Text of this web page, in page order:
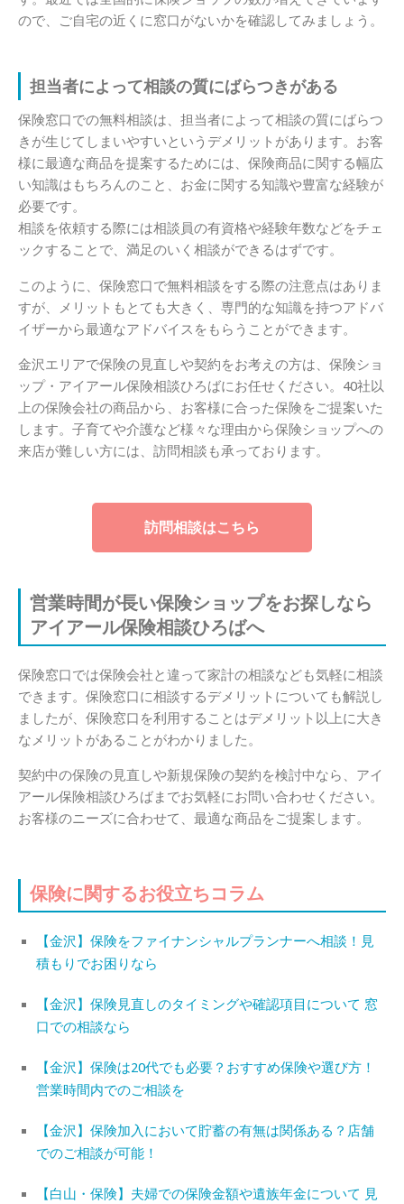
ので、ご自宅の近くに窓口がないかを確認してみましょう。
担当者によって相談の質にばらつきがある
保険窓口での無料相談は、担当者によって相談の質にばらつ
きが生じてしまいやすいというデメリットがあります。お客
様に最適な商品を提案するためには、保険商品に関する幅広
い知識はもちろんのこと、お金に関する知識や豊富な経験が
必要です。
相談を依頼する際には相談員の有資格や経験年数などをチェ
ックすることで、満足のいく相談ができるはずです。
このように、保険窓口で無料相談をする際の注意点はありま
すが、メリットもとても大きく、専門的な知識を持つアドバ
イザーから最適なアドバイスをもらうことができます。
金沢エリアで保険の見直しや契約をお考えの方は、保険ショ
ップ・アイアール保険相談ひろばにお任せください。40社以
上の保険会社の商品から、お客様に合った保険をご提案いた
します。子育てや介護など様々な理由から保険ショップへの
来店が難しい方には、訪問相談も承っております。
訪問相談はこちら
営業時間が長い保険ショップをお探しなら
アイアール保険相談ひろばへ
保険窓口では保険会社と違って家計の相談なども気軽に相談
できます。保険窓口に相談するデメリットについても解説し
ましたが、保険窓口を利用することはデメリット以上に大き
なメリットがあることがわかりました。
契約中の保険の見直しや新規保険の契約を検討中なら、アイ
アール保険相談ひろばまでお気軽にお問い合わせください。
お客様のニーズに合わせて、最適な商品をご提案します。
保険に関するお役立ちコラム
【金沢】保険をファイナンシャルプランナーへ相談！見
積もりでお困りなら
【金沢】保険見直しのタイミングや確認項目について 窓
口での相談なら
【金沢】保険は20代でも必要？おすすめ保険や選び方！
営業時間内でのご相談を
【金沢】保険加入において貯蓄の有無は関係ある？店舗
でのご相談が可能！
【白山・保険】夫婦での保険金額や遺族年金について 見